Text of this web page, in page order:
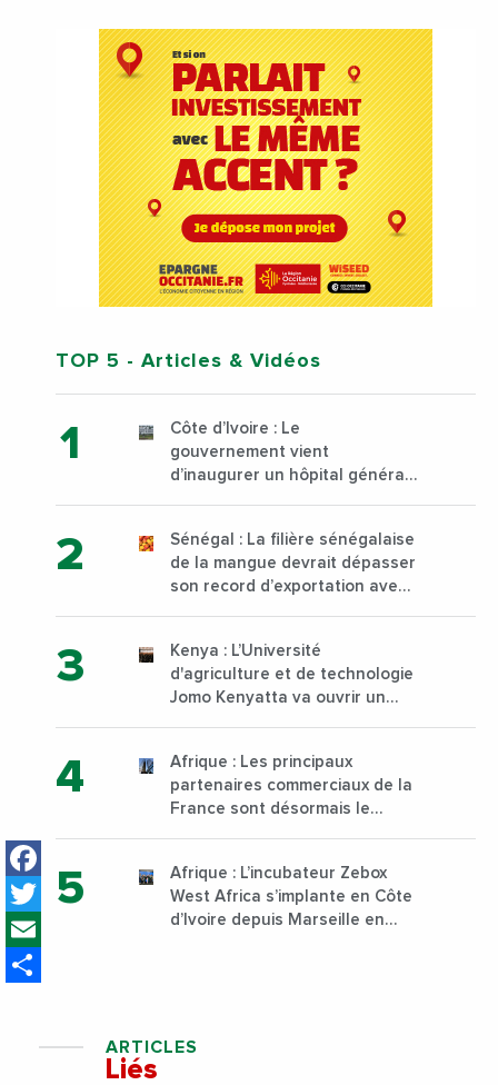
Facebook
Twitter
TOP 5 - Articles & Vidéos
Côte d’Ivoire : Le
gouvernement vient
d’inaugurer un hôpital général
Sénégal : La filière sénégalaise
de la mangue devrait dépasser
son record d’exportation avec
Kenya : L’Université
d'agriculture et de technologie
Jomo Kenyatta va ouvrir un
sur son campus de Karen à
Nairobi dès janvier 2023
Afrique : Les principaux
partenaires commerciaux de la
France sont désormais le
Afrique : L’incubateur Zebox
West Africa s’implante en Côte
d’Ivoire depuis Marseille en
ARTICLES
Liés